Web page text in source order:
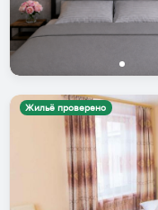
Жильё проверено